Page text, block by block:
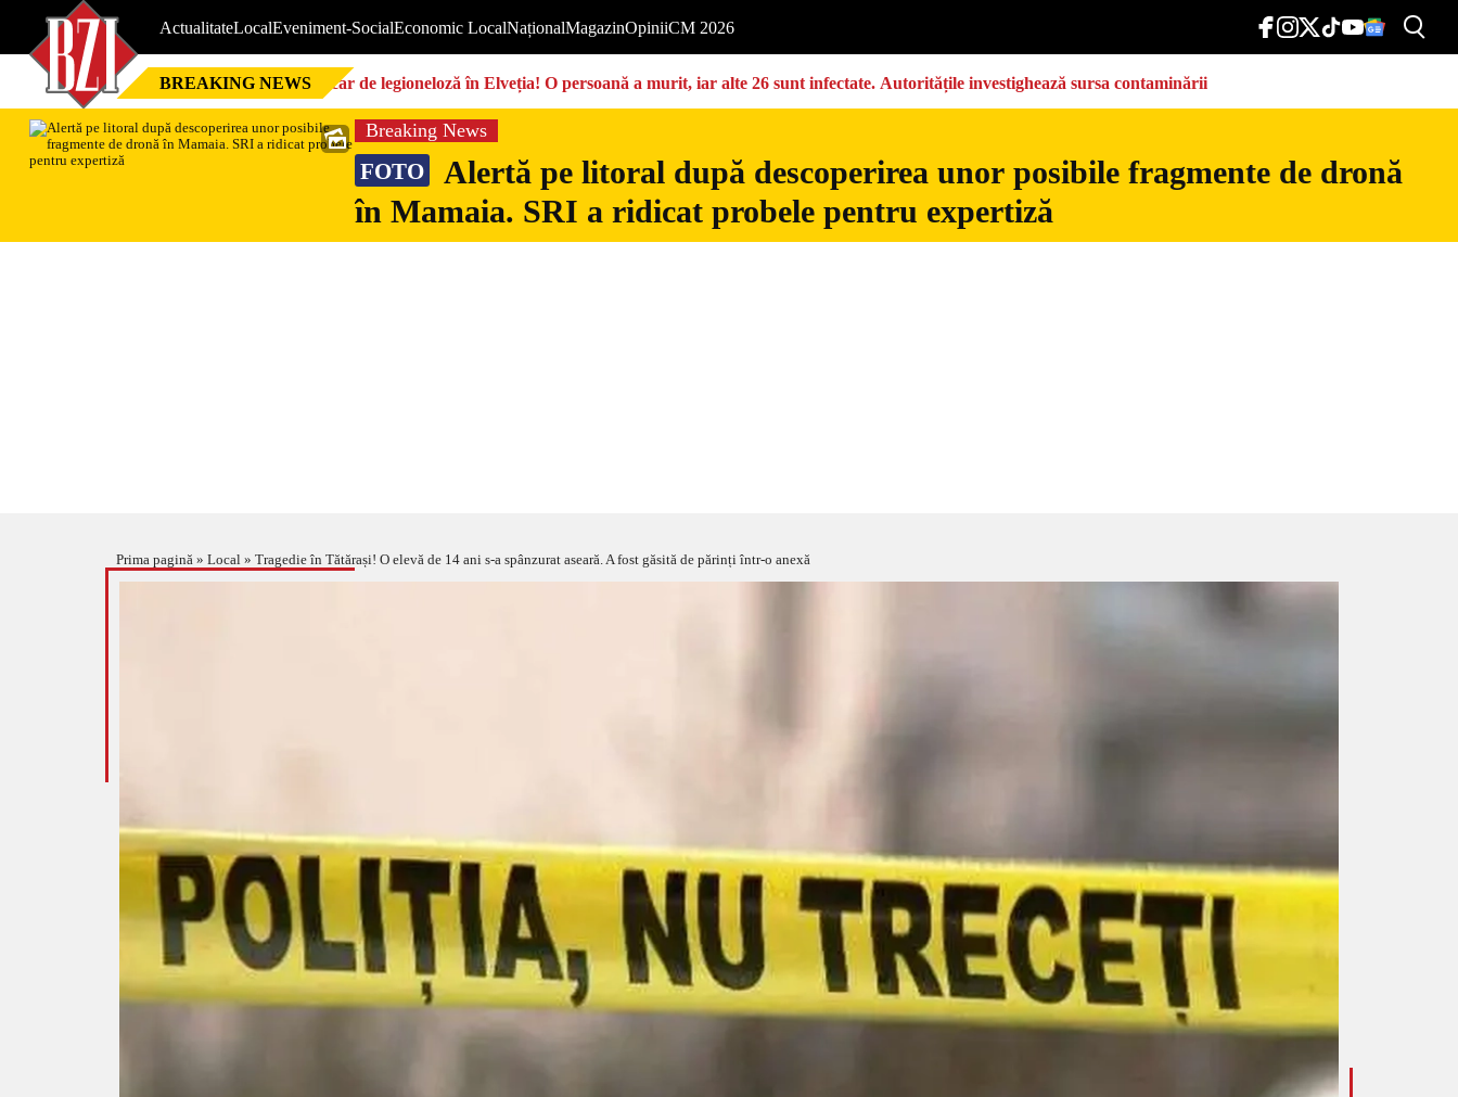
ActualitateLocalEveniment-SocialEconomic LocalNaționalMagazinOpiniiCM 2026
BREAKING NEWS Focar de legioneloză în Elveția! O persoană a murit, iar alte 26 sunt infectate. Autoritățile investighează sursa contaminării
Breaking News
FOTO
Alertă pe litoral după descoperirea unor posibile fragmente de dronă
în Mamaia. SRI a ridicat probele pentru expertiză
Prima pagină » Local » Tragedie în Tătărași! O elevă de 14 ani s-a spânzurat aseară. A fost găsită de părinți într-o anexă